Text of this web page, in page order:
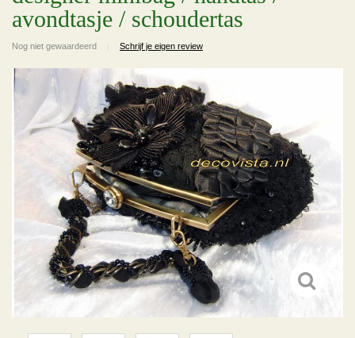
avondtasje / schoudertas
Nog niet gewaardeerd Schrijf je eigen review